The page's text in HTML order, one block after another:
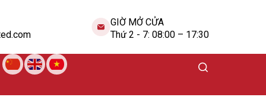
GIỜ MỞ CỬA
Thứ 2 - 7: 08:00 – 17:30